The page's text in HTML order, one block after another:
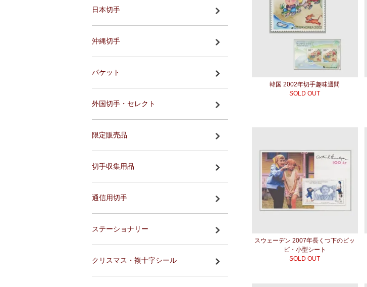
韓国 2002年切手趣味週間
SOLD OUT
スウェーデン 2007年長くつ下のピッ
ピ・小型シート
SOLD OUT
日本切手
沖縄切手
パケット
外国切手・セレクト
限定販売品
切手収集用品
通信用切手
ステーショナリー
クリスマス・複十字シール